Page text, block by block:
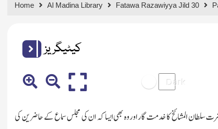
Home Al Madina Library Fatawa Razawiyya Jild 30
کیٹیگریز
المشائخ کا خدمت گار اوروہ بھی ایسا کہ ان کی مجلس سماع کے حاضرین کی